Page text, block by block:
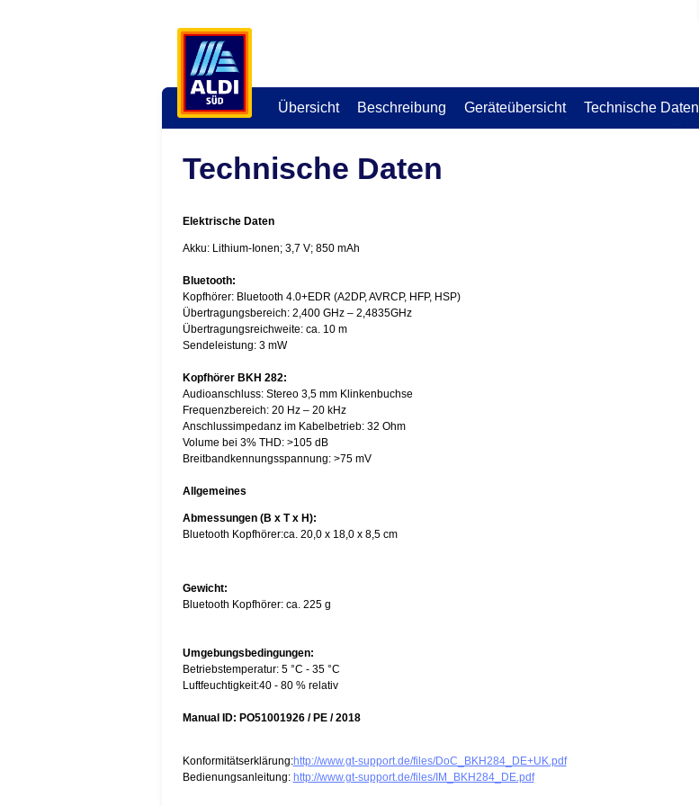
Übersicht Beschreibung Geräteübersicht Technische Daten
Technische Daten
Elektrische Daten
Akku: Lithium-Ionen; 3,7 V; 850 mAh
Bluetooth:
Kopfhörer: Bluetooth 4.0+EDR (A2DP, AVRCP, HFP, HSP)
Übertragungsbereich: 2,400 GHz – 2,4835GHz
Übertragungsreichweite: ca. 10 m
Sendeleistung: 3 mW
Kopfhörer BKH 282:
Audioanschluss: Stereo 3,5 mm Klinkenbuchse
Frequenzbereich: 20 Hz – 20 kHz
Anschlussimpedanz im Kabelbetrieb: 32 Ohm
Volume bei 3% THD: >105 dB
Breitbandkennungsspannung: >75 mV
Allgemeines
Abmessungen (B x T x H):
Bluetooth Kopfhörer:ca. 20,0 x 18,0 x 8,5 cm
Gewicht:
Bluetooth Kopfhörer: ca. 225 g
Umgebungsbedingungen:
Betriebstemperatur: 5 °C - 35 °C
Luftfeuchtigkeit:40 - 80 % relativ
Manual ID: PO51001926 / PE / 2018
Konformitätserklärung:http://www.gt-support.de/files/DoC_BKH284_DE+UK.pdf
Bedienungsanleitung: http://www.gt-support.de/files/IM_BKH284_DE.pdf